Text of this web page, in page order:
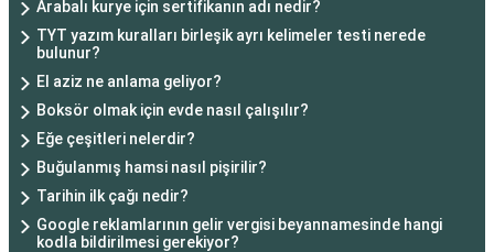
Arabalı kurye için sertifikanın adı nedir?
TYT yazım kuralları birleşik ayrı kelimeler testi nerede
bulunur?
El aziz ne anlama geliyor?
Boksör olmak için evde nasıl çalışılır?
Eğe çeşitleri nelerdir?
Buğulanmış hamsi nasıl pişirilir?
Tarihin ilk çağı nedir?
Google reklamlarının gelir vergisi beyannamesinde hangi
kodla bildirilmesi gerekiyor?